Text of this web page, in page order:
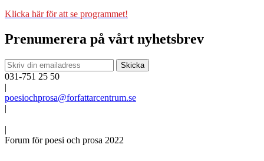
Klicka här för att se programmet!
Prenumerera på vårt nyhetsbrev
031-751 25 50
|
poesiochprosa@forfattarcentrum.se
|
|
Forum för poesi och prosa 2022